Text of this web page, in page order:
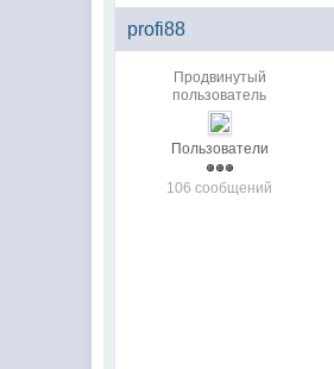
profi88
Продвинутый
пользователь
Пользователи
106 сообщений